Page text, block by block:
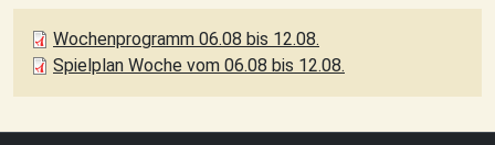
Wochenprogramm 06.08 bis 12.08.
Spielplan Woche vom 06.08 bis 12.08.